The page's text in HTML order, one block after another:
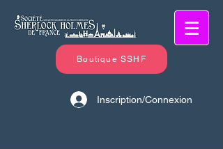
Boutique SSHF
Inscription/Connexion